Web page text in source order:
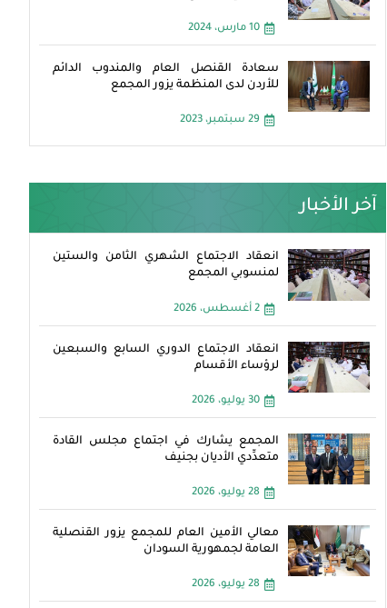
10 مارس، 2024
سعادة القنصل العام والمندوب الدائم
للأردن لدى المنظمة يزور المجمع
29 سبتمبر، 2023
آخر الأخبار
انعقاد الاجتماع الشهري الثامن والستين
لمنسوبي المجمع
2 أغسطس، 2026
انعقاد الاجتماع الدوري السابع والسبعين
لرؤساء الأقسام
30 يوليو، 2026
المجمع يشارك في اجتماع مجلس القادة
متعدِّدي الأديان بجنيف
28 يوليو، 2026
معالي الأمين العام للمجمع يزور القنصلية
العامة لجمهورية السودان
28 يوليو، 2026